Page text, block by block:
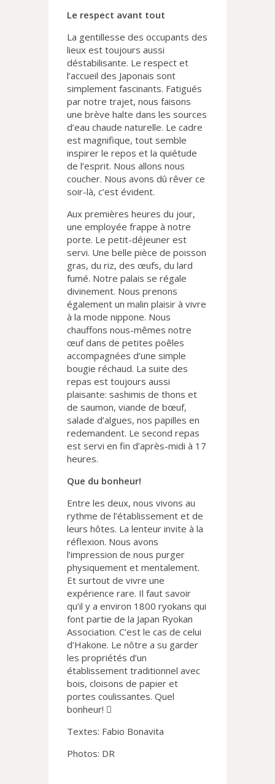
Le respect avant tout
La gentillesse des occupants des
lieux est toujours aussi
déstabilisante. Le respect et
l’accueil des Japonais sont
simplement fascinants. Fatigués
par notre trajet, nous faisons
une brève halte dans les sources
d’eau chaude naturelle. Le cadre
est magnifique, tout semble
inspirer le repos et la quiétude
de l’esprit. Nous allons nous
coucher. Nous avons dû rêver ce
soir-là, c’est évident.
Aux premières heures du jour,
une employée frappe à notre
porte. Le petit-déjeuner est
servi. Une belle pièce de poisson
gras, du riz, des œufs, du lard
fumé. Notre palais se régale
divinement. Nous prenons
également un malin plaisir à vivre
à la mode nippone. Nous
chauffons nous-mêmes notre
œuf dans de petites poêles
accompagnées d’une simple
bougie réchaud. La suite des
repas est toujours aussi
plaisante: sashimis de thons et
de saumon, viande de bœuf,
salade d’algues, nos papilles en
redemandent. Le second repas
est servi en fin d’après-midi à 17
heures.
Que du bonheur!
Entre les deux, nous vivons au
rythme de l’établissement et de
leurs hôtes. La lenteur invite à la
réflexion. Nous avons
l’impression de nous purger
physiquement et mentalement.
Et surtout de vivre une
expérience rare. Il faut savoir
qu’il y a environ 1800 ryokans qui
font partie de la Japan Ryokan
Association. C’est le cas de celui
d’Hakone. Le nôtre a su garder
les propriétés d’un
établissement traditionnel avec
bois, cloisons de papier et
portes coulissantes. Quel
bonheur! 
Textes: Fabio Bonavita
Photos: DR